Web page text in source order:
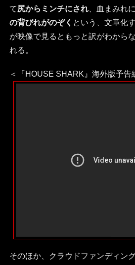
て尻からミンチにされ、血まみれ
の背びれがのぞく という、文章化
が映像で見るともっと訳がわから
れる。
＜『HOUSE SHARK』海外版予告
そのほか、クラウドファンディン